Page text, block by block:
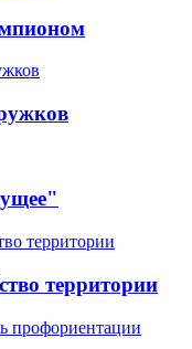
территории